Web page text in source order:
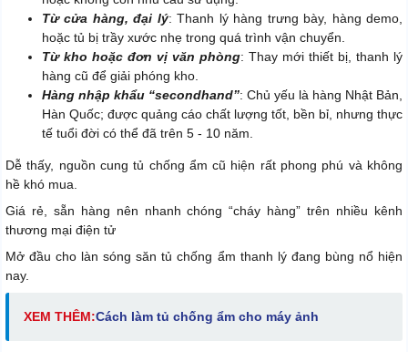
Từ cửa hàng, đại lý: Thanh lý hàng trưng bày, hàng demo,
hoặc tủ bị trầy xước nhẹ trong quá trình vận chuyển.
Từ kho hoặc đơn vị văn phòng: Thay mới thiết bị, thanh lý
hàng cũ để giải phóng kho.
Hàng nhập khẩu “secondhand”: Chủ yếu là hàng Nhật Bản,
Hàn Quốc; được quảng cáo chất lượng tốt, bền bỉ, nhưng thực
tế tuổi đời có thể đã trên 5 - 10 năm.
Dễ thấy, nguồn cung tủ chống ẩm cũ hiện rất phong phú và không
hề khó mua.
Giá rẻ, sẵn hàng nên nhanh chóng “cháy hàng” trên nhiều kênh
thương mại điện tử
Mở đầu cho làn sóng săn tủ chống ẩm thanh lý đang bùng nổ hiện
nay.
XEM THÊM:Cách làm tủ chống ẩm cho máy ảnh